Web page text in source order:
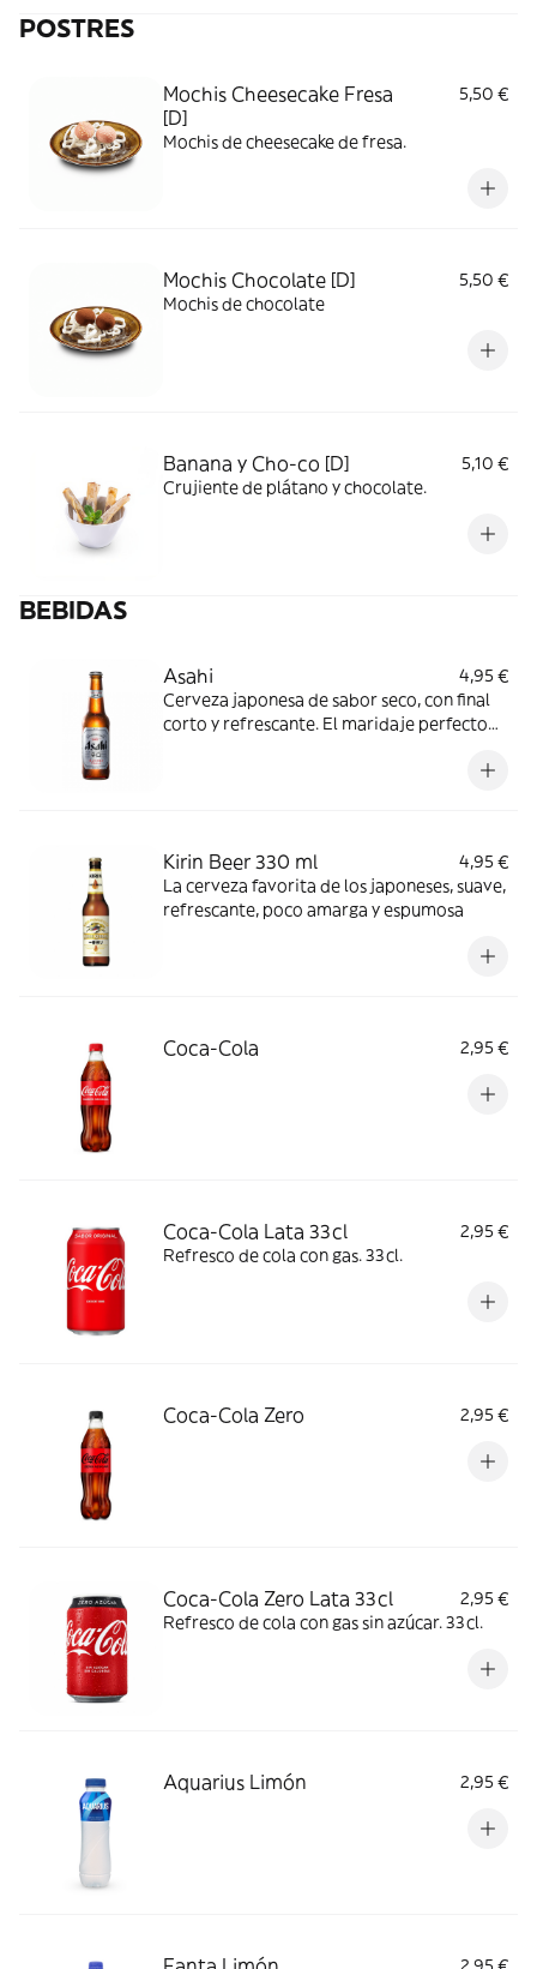
POSTRES
Mochis Cheesecake Fresa
[D]
5,50 €
Mochis de cheesecake de fresa.
Mochis Chocolate [D]
5,50 €
Mochis de chocolate
Banana y Cho-co [D]
5,10 €
Crujiente de plátano y chocolate.
BEBIDAS
Asahi
4,95 €
Cerveza japonesa de sabor seco, con final
corto y refrescante. El maridaje perfecto
Kirin Beer 330 ml
4,95 €
La cerveza favorita de los japoneses, suave,
refrescante, poco amarga y espumosa
Coca-Cola 2,95 €
Coca-Cola Lata 33cl
2,95 €
Refresco de cola con gas. 33cl.
Coca-Cola Zero 2,95 €
Coca-Cola Zero Lata 33cl
2,95 €
Refresco de cola con gas sin azúcar. 33cl.
Aquarius Limón 2,95 €